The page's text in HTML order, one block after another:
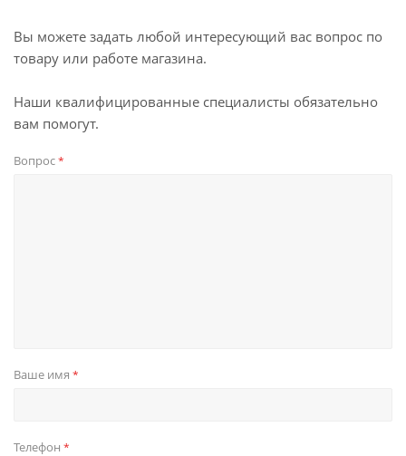
Вы можете задать любой интересующий вас вопрос по
товару или работе магазина.
Наши квалифицированные специалисты обязательно
вам помогут.
Вопрос*
Ваше имя *
Телефон *